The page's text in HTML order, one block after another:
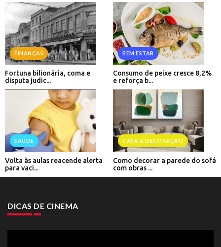
FINANÇAS
Fortuna bilionária, coma e
disputa judic...
BEM ESTAR
Consumo de peixe cresce 8,2%
e reforça b...
SAÚDE
Volta às aulas reacende alerta
para vaci...
CASA & DECORAÇÃO
Como decorar a parede do sofá
com obras ...
DICAS DE CINEMA